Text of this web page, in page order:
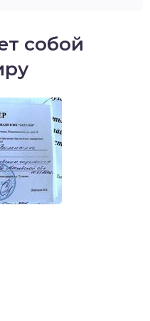
собой